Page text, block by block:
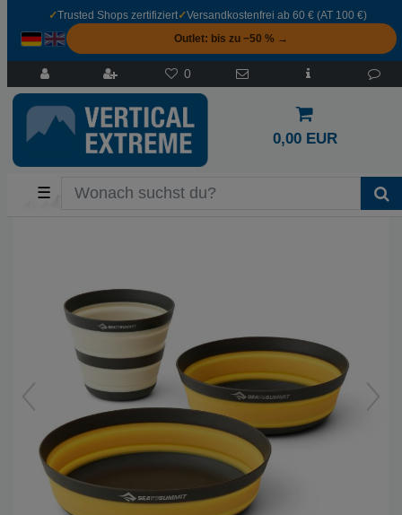
✓Trusted Shops zertifiziert✓Versandkostenfrei ab 60 € (AT 100 €)
Outlet: bis zu −50 % →
0
0,00 EUR
☰